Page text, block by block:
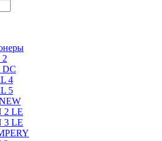
2
DC
4
5
2 LE
3 LE